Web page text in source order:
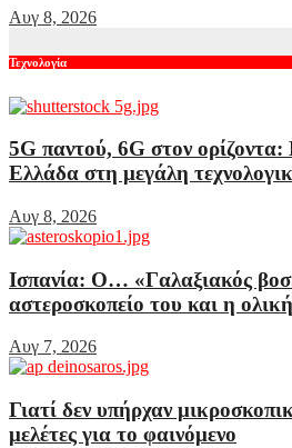
Αυγ 8, 2026
Τεχνολογία
5G παντού, 6G στον
Ελλάδα στη μεγάλη
Αυγ 8, 2026
Ισπανία: Ο… «Γαλαξιακός
αστεροσκοπείο του και η
Αυγ 7, 2026
Γιατί δεν υπήρχαν
μελέτες για το φαινόμενο